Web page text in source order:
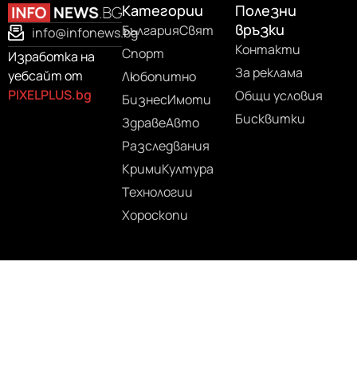
info@infonews.bg
Изработка на
уебсайт от
PIXELPLUS.bg
Категории
БългарияСвят
Спорт
Любопитно
БизнесИмоти
ЗдравеАвто
Разследвания
КримиКултура
Технологии
Хороскопи
Полезни
връзки
Контакти
За реклама
Общи условия
Бисквитки